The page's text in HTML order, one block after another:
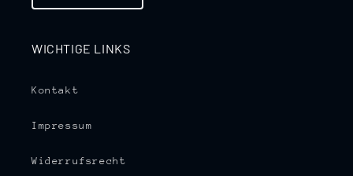
WICHTIGE LINKS
Kontakt
Impressum
Widerrufsrecht